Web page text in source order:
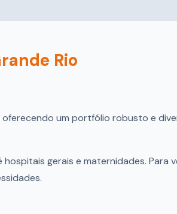
Rio
oferecendo um portfólio robusto e
gerais e maternidades. Para